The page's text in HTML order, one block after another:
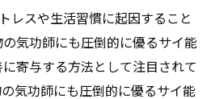
倒的に優るサイ能力天啓気
法で活性化するクンダリニー
めがもたらす癒しの可能性
レスや生活習慣に起因すること
気功師にも圧倒的に優るサイ能
寄与する方法として注目されて
気功師にも圧倒的に優るサイ能